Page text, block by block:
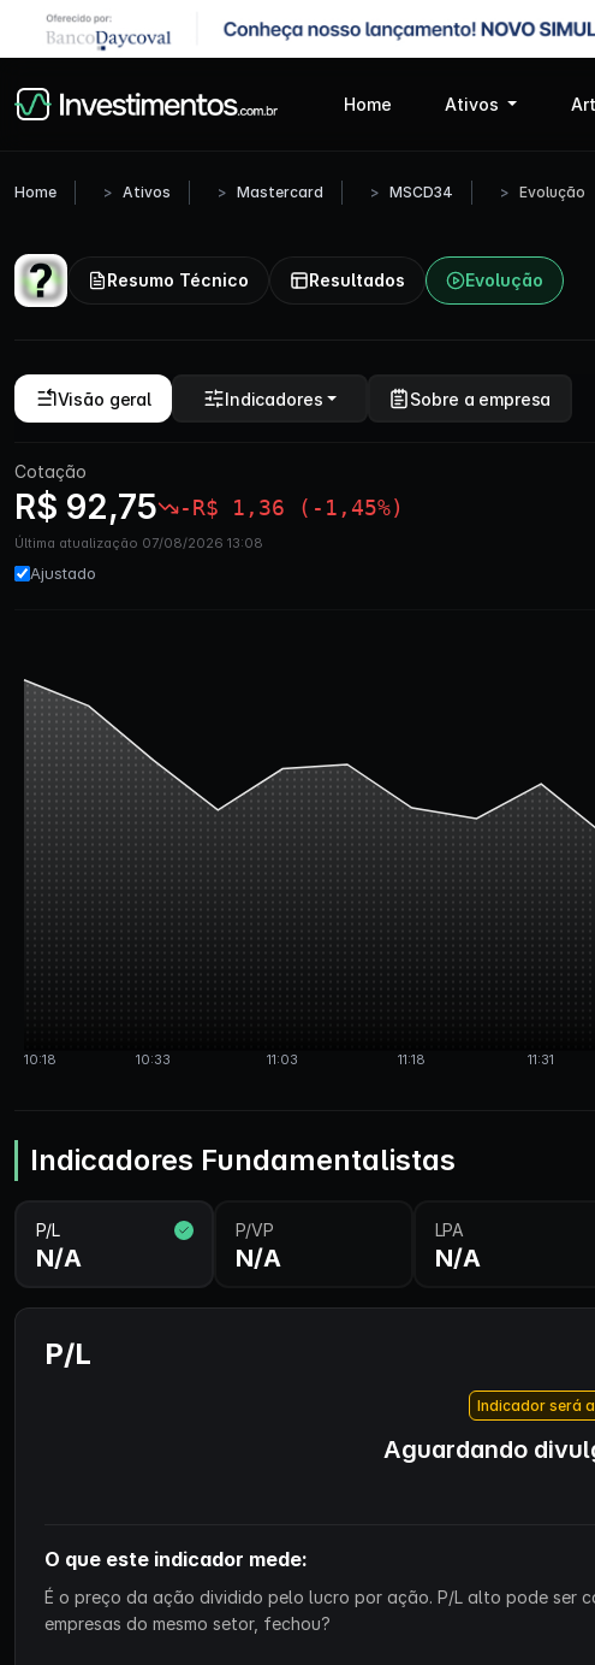
Home Ativos
Home Ativos Mastercard MSCD34 Evolução
Resumo Técnico Resultados Evolução
Visão geral Indicadores Sobre a empresa
Cotação
R$ 92,75 -R$ 1,36 (-1,45%)
Última atualização 07/08/2026 13:08
Ajustado
Indicadores Fundamentalistas
P/L
N/A
P/VP
N/A
LPA
N/A
P/L
Indicador será
Aguardando
O que este indicador mede:
É o preço da ação dividido pelo lucro por ação. P/L alto pode ser
empresas do mesmo setor, fechou?